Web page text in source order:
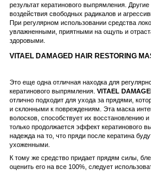
результат кератинового выпрямления.
воздействия свободных радикалов и
При регулярном использовании средства
увлажненными, приятными на ощупь и
здоровыми.
VITAEL DAMAGED HAIR RESTORING
Это еще одна отличная находка для
кератинового выпрямления. VITAEL
отлично подходит для ухода за прядями,
и склонными к повреждениям. Эта маска
волосков, способствует их восстановлению
только продолжается эффект кератинового
надежда на то, что пряди после кератина
ухоженными.
К тому же средство придает прядям силы,
оценить его на все 100%, следует